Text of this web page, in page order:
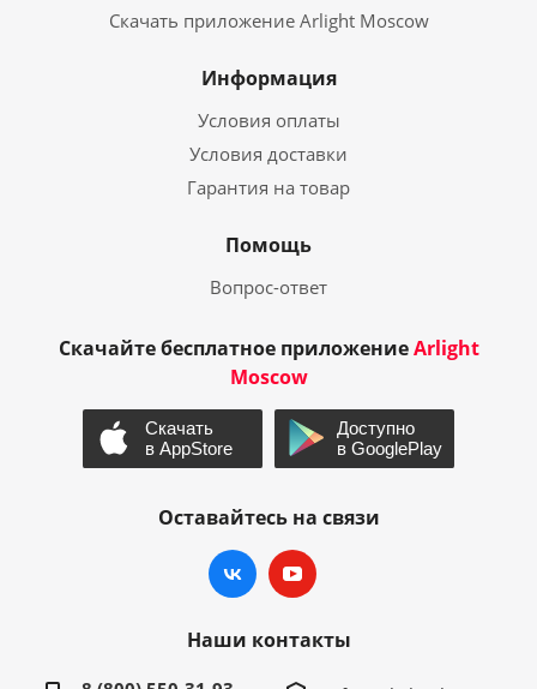
Скачать приложение Arlight Moscow
Информация
Условия оплаты
Условия доставки
Гарантия на товар
Помощь
Вопрос-ответ
Скачайте бесплатное приложениеArlight
Moscow
Оставайтесь на связи
Наши контакты